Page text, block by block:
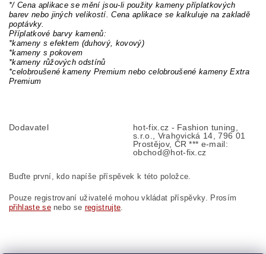
*/ Cena aplikace se mění jsou-li použity kameny příplatkových
barev nebo jiných velikostí. Cena aplikace se kalkuluje na zakladě
poptávky.
Příplatkové barvy kamenů:
*kameny s efektem (duhový, kovový)
*kameny s pokovem
*kameny růžových odstínů
*celobroušené kameny Premium nebo celobroušené kameny Extra
Premium
Dodavatel
hot-fix.cz - Fashion tuning,
s.r.o., Vrahovická 14, 796 01
Prostějov, ČR *** e-mail:
obchod@hot-fix.cz
Buďte první, kdo napíše příspěvek k této položce.
Pouze registrovaní uživatelé mohou vkládat příspěvky. Prosím
přihlaste senebo se registrujte.